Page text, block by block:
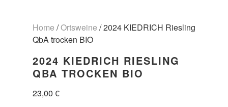
Home /Ortsweine / 2024 KIEDRICH Riesling
QbA trocken BIO
2024 KIEDRICH RIESLING
QBA TROCKEN BIO
23,00 €